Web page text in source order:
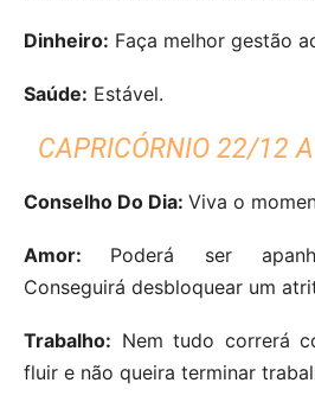
Dinheiro: Faça melhor gestão
Saúde: Estável.
CAPRICÓRNIO 22/12
Conselho Do Dia: Viva o
Amor: Poderá ser
Conseguirá desbloquear um
Trabalho: Nem tudo correrá
fluir e não queira terminar